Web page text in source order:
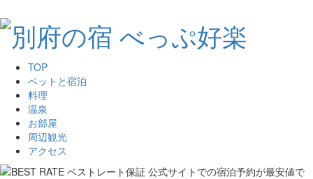
TOP
ペットと宿泊
料理
温泉
お部屋
周辺観光
アクセス